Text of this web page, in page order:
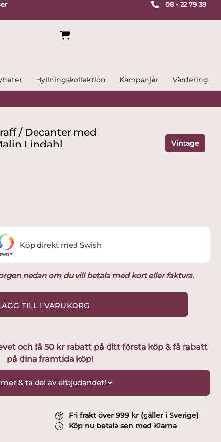
08 - 22 79 39
Hyllningskollektion Kampanjer Värdering
/ Decanter med
Lindahl
Vintage
nedan om du vill betala med kort eller faktura.
TILL I VARUKORG
Köp direkt med Swish
och få 50 kr rabatt på ditt första köp & få rabatt
på dina framtida köp!
mer & ta del av erbjudandet!
Fri frakt över 999 kr (gäller i Sverige)
Köp nu betala sen med Klarna